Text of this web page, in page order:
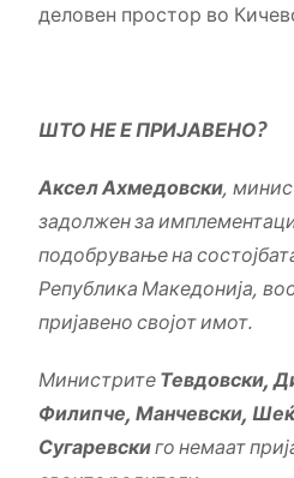
деловен простор во
ШТО НЕ Е ПРИЈАВЕНО?
Аксел Ахмедовски,
задолжен за
подобрување на
Република Македонија,
пријавено својот имот.
Министрите Тевдовски,
Филипче, Манчевски,
Сугаревскиго немаат